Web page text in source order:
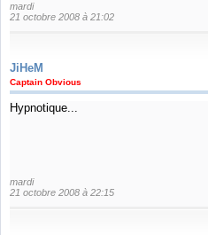
mardi
21 octobre 2008 à 21:02
JiHeM
Captain Obvious
Hypnotique...
mardi
21 octobre 2008 à 22:15